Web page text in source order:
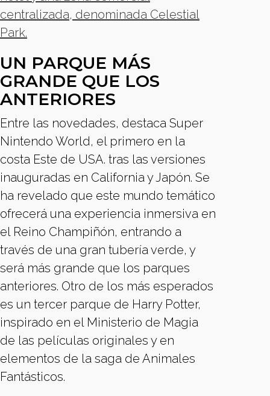
centralizada, denominada Celestial
Park.
UN PARQUE MÁS
GRANDE QUE LOS
ANTERIORES
Entre las novedades, destaca Super
Nintendo World, el primero en la
costa Este de USA. tras las versiones
inauguradas en California y Japón. Se
ha revelado que este mundo temático
ofrecerá una experiencia inmersiva en
el Reino Champiñón, entrando a
través de una gran tubería verde, y
será más grande que los parques
anteriores. Otro de los más esperados
es un tercer parque de Harry Potter,
inspirado en el Ministerio de Magia
de las películas originales y en
elementos de la saga de Animales
Fantásticos.